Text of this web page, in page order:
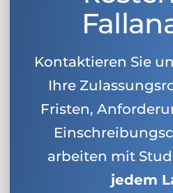
Kontaktieren Sie
Ihre
Fristen,
arbeiten mit
jedem